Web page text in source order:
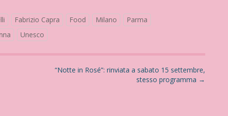
Fabrizio Capra Food Milano
Parma
Unesco
“Notte in Rosé”: rinviata a sabato 15 settembre,
stesso programma →